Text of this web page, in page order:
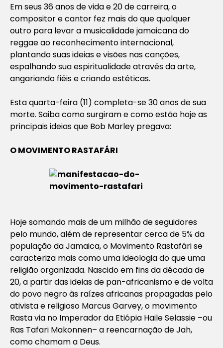
Em seus 36 anos de vida e 20 de carreira, o
compositor e cantor fez mais do que qualquer
outro para levar a musicalidade jamaicana do
reggae ao reconhecimento internacional,
plantando suas ideias e visões nas canções,
espalhando sua espiritualidade através da arte,
angariando fiéis e criando estéticas.
Esta quarta-feira (11) completa-se 30 anos de sua
morte. Saiba como surgiram e como estão hoje as
principais ideias que Bob Marley pregava:
O MOVIMENTO RASTAFÁRI
Hoje somando mais de um milhão de seguidores
pelo mundo, além de representar cerca de 5% da
população da Jamaica, o Movimento Rastafári se
caracteriza mais como uma ideologia do que uma
religião organizada. Nascido em fins da década de
20, a partir das ideias de pan-africanismo e de volta
do povo negro às raízes africanas propagadas pelo
ativista e religioso Marcus Garvey, o movimento
Rasta via no Imperador da Etiópia Haile Selassie –ou
Ras Tafari Makonnen– a reencarnação de Jah,
como chamam a Deus.